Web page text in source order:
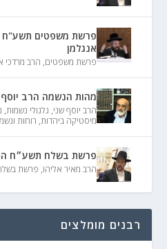
פרשת משפטים תשע"ח
אנגלמן
פרשת משפטים, הרב מרדכי
מהות הנשמה הרב יוסף
הרב יוסף שני, גלגולי נשמות,
מיסטיקה ביהדות, רוחות
פרשת בשלח תשע״ח
הרב מאיר אליהו, פרשת
רבנים מומלצים